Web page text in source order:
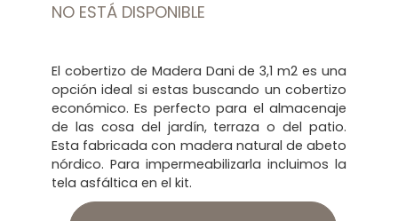
NO ESTÁ DISPONIBLE
El cobertizo de Madera Dani de 3,1 m2 es una
opción ideal si estas buscando un cobertizo
económico. Es perfecto para el almacenaje
de las cosa del jardín, terraza o del patio.
Esta fabricada con madera natural de abeto
nórdico. Para impermeabilizarla incluimos la
tela asfáltica en el kit.